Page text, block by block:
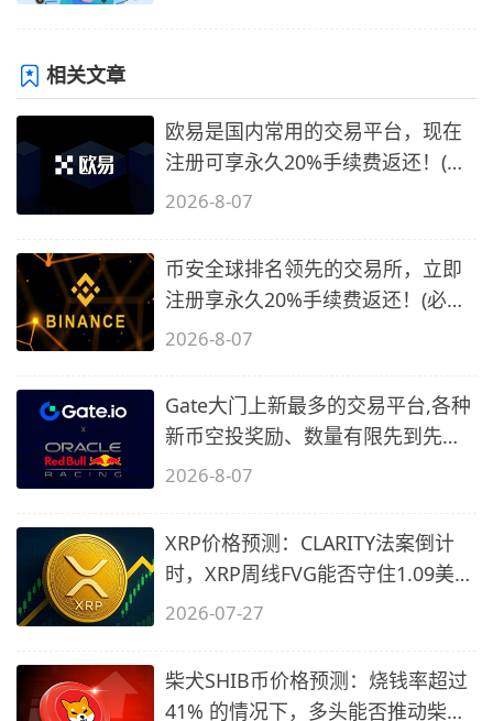
相关文章
欧易是国内常用的交易平台，现在
注册可享永久20%手续费返还！(必
备1)
2026-8-07
币安全球排名领先的交易所，立即
注册享永久20%手续费返还！(必备
2)
2026-8-07
Gate大门上新最多的交易平台,各种
新币空投奖励、数量有限先到先
得…
2026-8-07
XRP价格预测：CLARITY法案倒计
时，XRP周线FVG能否守住1.09美元
关口？
2026-07-27
柴犬SHIB币价格预测：烧钱率超过
41% 的情况下，多头能否推动柴犬